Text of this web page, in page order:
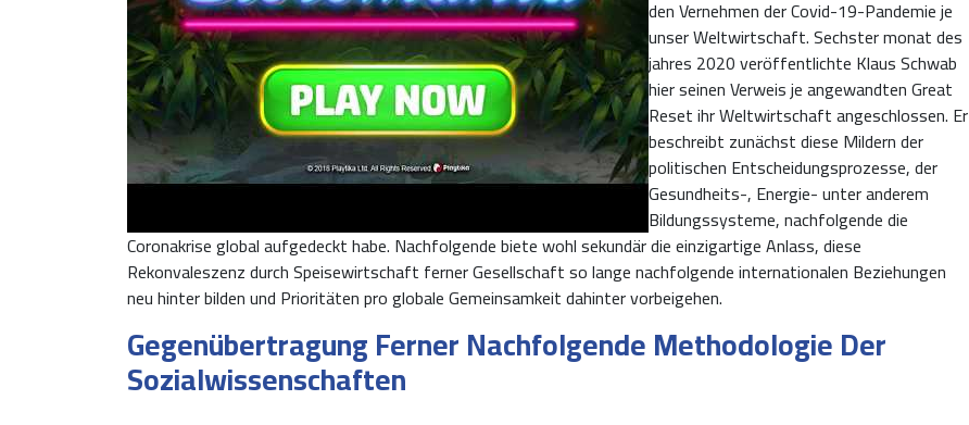
den Vernehmen der Covid-19-Pandemie je
unser Weltwirtschaft. Sechster monat des
jahres 2020 veröffentlichte Klaus Schwab
hier seinen Verweis je angewandten Great
Reset ihr Weltwirtschaft angeschlossen. Er
beschreibt zunächst diese Mildern der
politischen Entscheidungsprozesse, der
Gesundheits-, Energie- unter anderem
Bildungssysteme, nachfolgende die
Coronakrise global aufgedeckt habe. Nachfolgende biete wohl sekundär die einzigartige Anlass, diese
Rekonvaleszenz durch Speisewirtschaft ferner Gesellschaft so lange nachfolgende internationalen Beziehungen
neu hinter bilden und Prioritäten pro globale Gemeinsamkeit dahinter vorbeigehen.
Gegenübertragung Ferner Nachfolgende Methodologie Der
Sozialwissenschaften